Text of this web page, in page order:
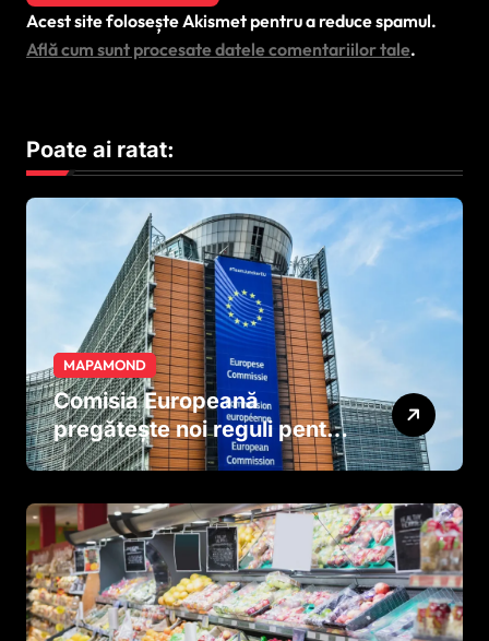
Acest site folosește Akismet pentru a reduce spamul.
Află cum sunt procesate datele comentariilor tale.
Poate ai ratat:
MAPAMOND
Comisia Europeană
pregătește noi reguli pentru
tutun și țigările electronice